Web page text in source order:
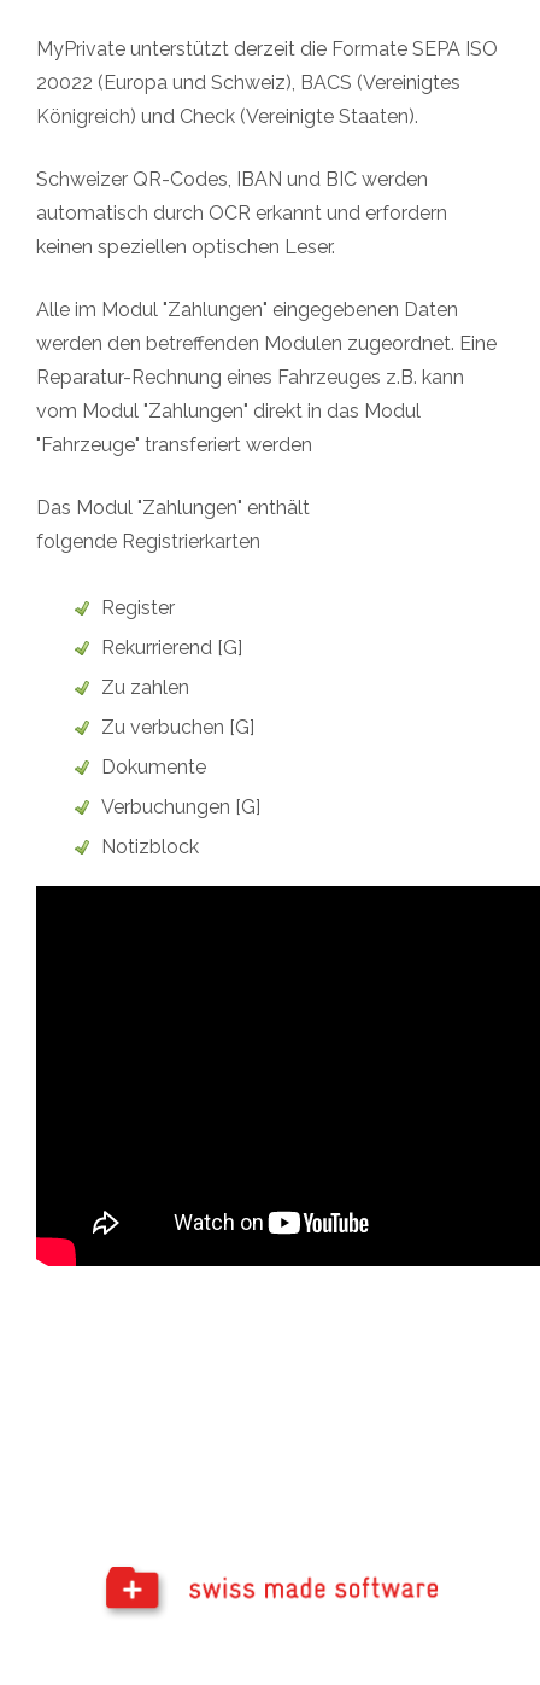
MyPrivate unterstützt derzeit die Formate SEPA ISO
20022 (Europa und Schweiz), BACS (Vereinigtes
Königreich) und Check (Vereinigte Staaten).
Schweizer QR-Codes, IBAN und BIC werden
automatisch durch OCR erkannt und erfordern
keinen speziellen optischen Leser.
Alle im Modul "Zahlungen" eingegebenen Daten
werden den betreffenden Modulen zugeordnet. Eine
Reparatur-Rechnung eines Fahrzeuges z.B. kann
vom Modul "Zahlungen" direkt in das Modul
"Fahrzeuge" transferiert werden
Das Modul "Zahlungen" enthält
folgende Registrierkarten
Register
Rekurrierend [G]
Zu zahlen
Zu verbuchen [G]
Dokumente
Verbuchungen [G]
Notizblock